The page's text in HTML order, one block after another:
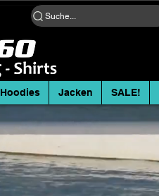
Suche...
Hoodies Jacken SALE!